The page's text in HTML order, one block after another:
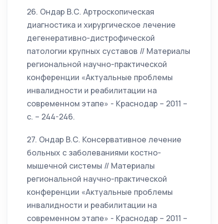
26. Ондар В.С. Артроскопическая
диагностика и хирургическое лечение
дегенеративно-дистрофической
патологии крупных суставов // Материалы
региональной научно-практической
конференции «Актуальные проблемы
инвалидности и реабилитации на
современном этапе» - Краснодар – 2011 –
с. – 244-246.
27. Ондар В.С. Консервативное лечение
больных с заболеваниями костно-
мышечной системы // Материалы
региональной научно-практической
конференции «Актуальные проблемы
инвалидности и реабилитации на
современном этапе» - Краснодар – 2011 –